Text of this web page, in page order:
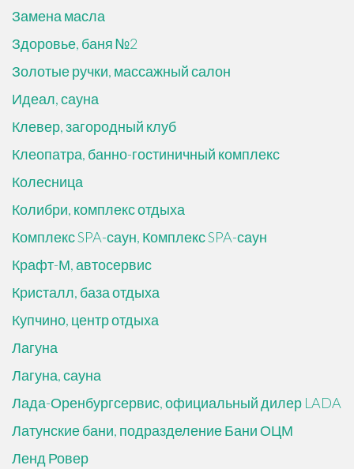
Замена масла
Здоровье, баня №2
Золотые ручки, массажный салон
Идеал, сауна
Клевер, загородный клуб
Клеопатра, банно-гостиничный комплекс
Колесница
Колибри, комплекс отдыха
Комплекс SPA-саун, Комплекс SPA-саун
Крафт-М, автосервис
Кристалл, база отдыха
Купчино, центр отдыха
Лагуна
Лагуна, сауна
Лада-Оренбургсервис, официальный дилер LADA
Латунские бани, подразделение Бани ОЦМ
Ленд Ровер